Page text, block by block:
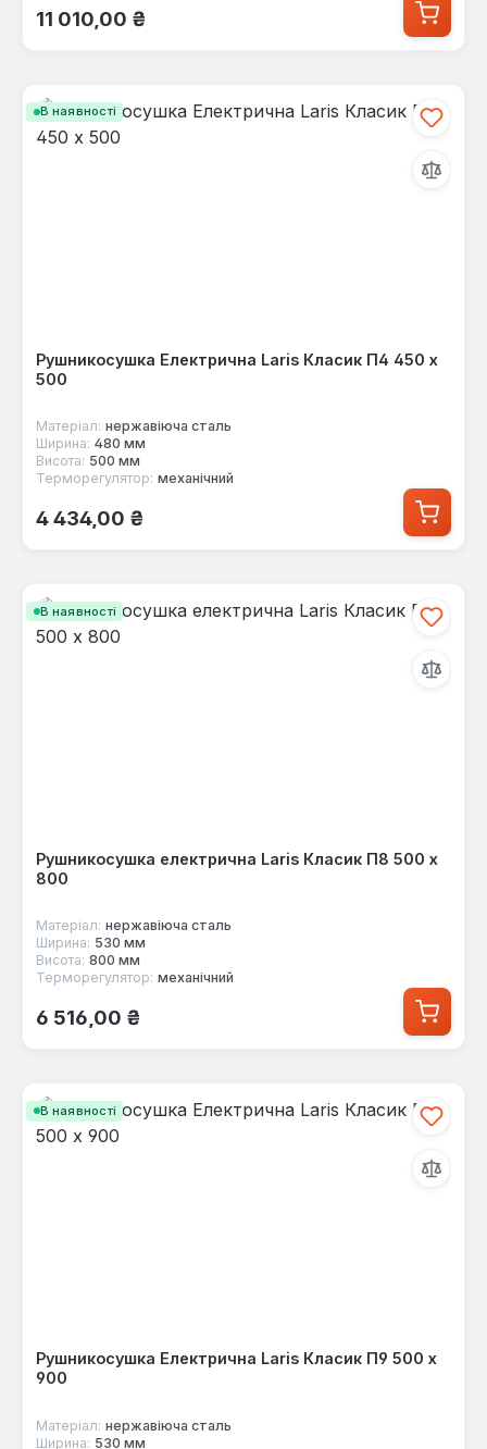
Звичайна ціна:
11 010,00 ₴
В наявності
Рушникосушка Електрична Laris Класик П4 450 х
500
Матеріал: нержавіюча сталь
Ширина: 480 мм
Висота: 500 мм
Терморегулятор: механічний
Звичайна ціна:
4 434,00 ₴
В наявності
Рушникосушка електрична Laris Класик П8 500 х
800
Матеріал: нержавіюча сталь
Ширина: 530 мм
Висота: 800 мм
Терморегулятор: механічний
Звичайна ціна:
6 516,00 ₴
В наявності
Рушникосушка Електрична Laris Класик П9 500 x
900
Матеріал: нержавіюча сталь
Ширина: 530 мм